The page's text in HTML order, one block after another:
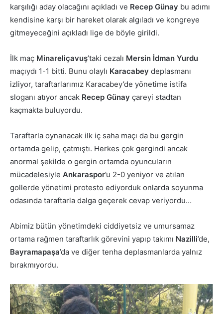
karşılığı aday olacağını açıkladı ve Recep Günay bu adımı
kendisine karşı bir hareket olarak algıladı ve kongreye
gitmeyeceğini açıkladı lige de böyle girildi.
İlk maç Minareliçavuş’taki cezalı Mersin İdman Yurdu
maçıydı 1-1 bitti. Bunu olaylı Karacabey deplasmanı
izliyor, taraftarlarımız Karacabey’de yönetime istifa
sloganı atıyor ancak Recep Günay çareyi stadtan
kaçmakta buluyordu.
Taraftarla oynanacak ilk iç saha maçı da bu gergin
ortamda gelip, çatmıştı. Herkes çok gergindi ancak
anormal şekilde o gergin ortamda oyuncuların
mücadelesiyle Ankaraspor’u 2-0 yeniyor ve atılan
gollerde yönetimi protesto ediyorduk onlarda soyunma
odasında taraftarla dalga geçerek cevap veriyordu…
Abimiz bütün yönetimdeki ciddiyetsiz ve umursamaz
ortama rağmen taraftarlık görevini yapıp takımı Nazilli’de,
Bayramapaşa’da ve diğer tenha deplasmanlarda yalnız
bırakmıyordu.